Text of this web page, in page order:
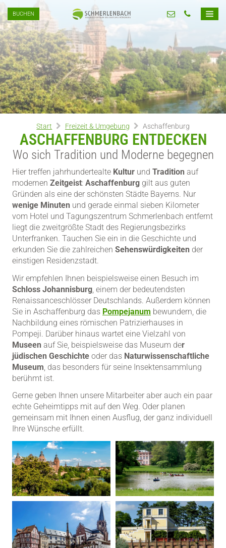
BUCHEN
Start Freizeit & Umgebung Aschaffenburg
ASCHAFFENBURG ENTDECKEN
Wo sich Tradition und Moderne begegnen
Hier treffen jahrhundertealte Kultur und Tradition auf
modernen Zeitgeist: Aschaffenburg gilt aus guten
Gründen als eine der schönsten Städte Bayerns. Nur
wenige Minuten und gerade einmal sieben Kilometer
vom Hotel und Tagungszentrum Schmerlenbach entfernt
liegt die zweitgrößte Stadt des Regierungsbezirks
Unterfranken. Tauchen Sie ein in die Geschichte und
erkunden Sie die zahlreichen Sehenswürdigkeiten der
einstigen Residenzstadt.
Wir empfehlen Ihnen beispielsweise einen Besuch im
Schloss Johannisburg , einem der bedeutendsten
Renaissanceschlösser Deutschlands. Außerdem können
Sie in Aschaffenburg das Pompejanum bewundern, die
Nachbildung eines römischen Patrizierhauses in
Pompeji. Darüber hinaus wartet eine Vielzahl von
Museen auf Sie, beispielsweise das Museum der
jüdischen Geschichte oder das Naturwissenschaftliche
Museum , das besonders für seine Insektensammlung
berühmt ist.
Gerne geben Ihnen unsere Mitarbeiter aber auch ein paar
echte Geheimtipps mit auf den Weg. Oder planen
gemeinsam mit Ihnen einen Ausflug, der ganz individuell
Ihre Wünsche erfüllt.